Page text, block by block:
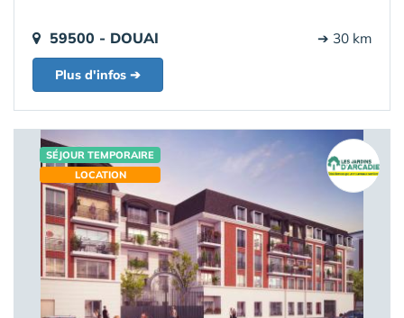
59500 - DOUAI ➔ 30 km
Plus d'infos ➔
SÉJOUR TEMPORAIRE
LOCATION